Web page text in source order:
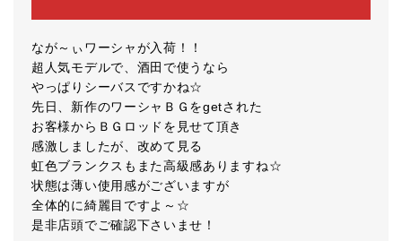
なが～ぃワーシャが入荷！！
超人気モデルで、酒田で使うなら
やっぱりシーバスですかね☆
先日、新作のワーシャＢＧをgetされた
お客様からＢＧロッドを見せて頂き
感激しましたが、改めて見る
虹色ブランクスもまた高級感ありますね☆
状態は薄い使用感がございますが
全体的に綺麗目ですよ～☆
是非店頭でご確認下さいませ！